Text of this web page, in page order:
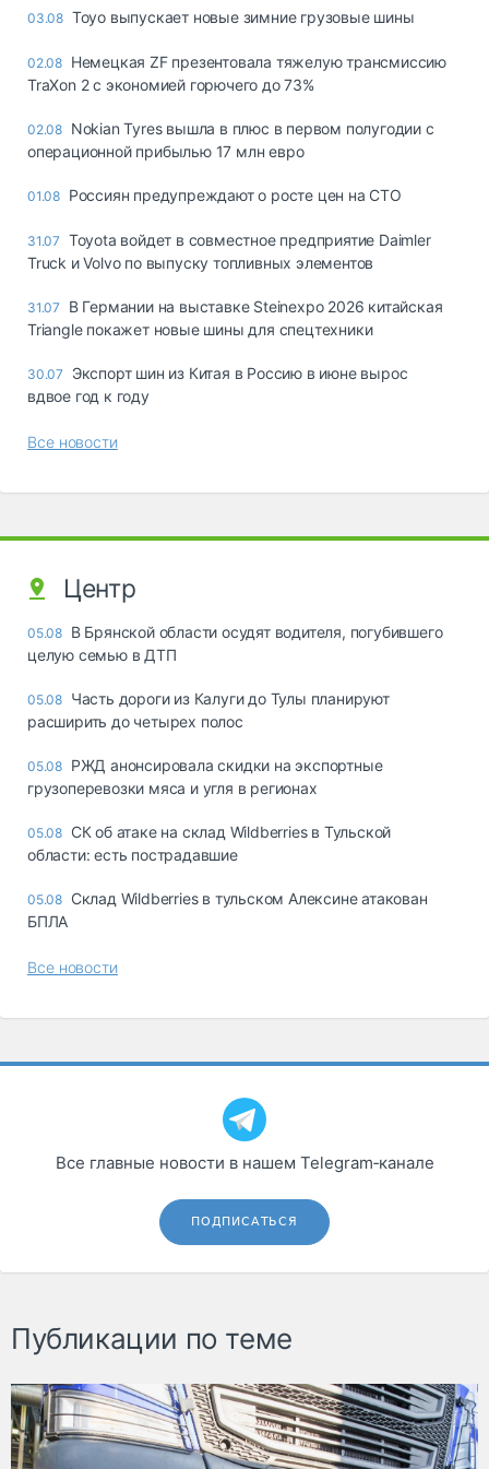
03.08 Toyo выпускает новые зимние грузовые шины
02.08 Немецкая ZF презентовала тяжелую трансмиссию
TraXon 2 с экономией горючего до 73%
02.08 Nokian Tyres вышла в плюс в первом полугодии с
операционной прибылью 17 млн евро
01.08 Россиян предупреждают о росте цен на СТО
31.07 Toyota войдет в совместное предприятие Daimler
Truck и Volvo по выпуску топливных элементов
31.07
В Германии на выставке Steinexpo 2026 китайская
Triangle покажет новые шины для спецтехники
30.07
Экспорт шин из Китая в Россию в июне вырос
вдвое год к году
Все новости
Центр
05.08 В Брянской области осудят водителя, погубившего
целую семью в ДТП
05.08 Часть дороги из Калуги до Тулы планируют
расширить до четырех полос
05.08 РЖД анонсировала скидки на экспортные
грузоперевозки мяса и угля в регионах
05.08 СК об атаке на склад Wildberries в Тульской
области: есть пострадавшие
05.08 Склад Wildberries в тульском Алексине атакован
БПЛА
Все новости
Все главные новости в нашем Telegram‑канале
ПОДПИСАТЬСЯ
Публикации по теме